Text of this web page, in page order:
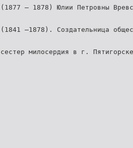
(1877 – 1878) Юлии Петровны
(1841 –1878). Создательница
сестер милосердия в г.